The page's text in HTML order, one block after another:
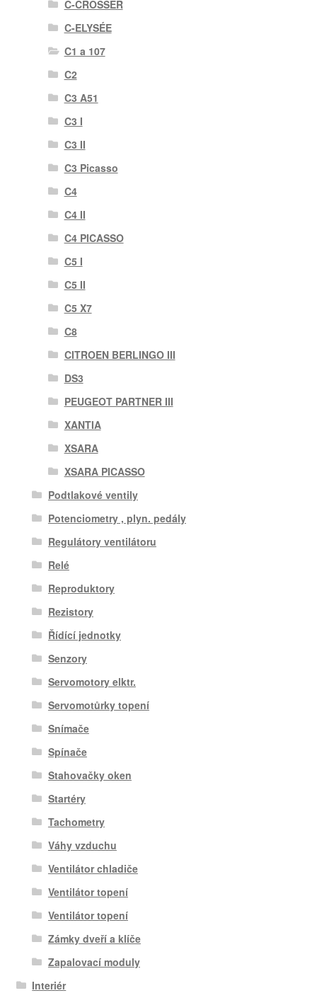
C-CROSSER
C-ELYSÉE
C1 a 107
C2
C3 A51
C3 I
C3 II
C3 Picasso
C4
C4 II
C4 PICASSO
C5 I
C5 II
C5 X7
C8
CITROEN BERLINGO III
DS3
PEUGEOT PARTNER III
XANTIA
XSARA
XSARA PICASSO
Podtlakové ventily
Potenciometry , plyn. pedály
Regulátory ventilátoru
Relé
Reproduktory
Rezistory
Řídící jednotky
Senzory
Servomotory elktr.
Servomotůrky topení
Snímače
Spínače
Stahovačky oken
Startéry
Tachometry
Váhy vzduchu
Ventilátor chladiče
Ventilátor topení
Ventilátor topení
Zámky dveří a klíče
Zapalovací moduly
Interiér